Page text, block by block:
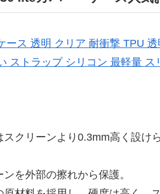
ース 透明 クリア 耐衝撃 TPU
ストラップ シリコン 最軽量
スクリーンより0.3mm高く設け
を外部の擦れから保護。